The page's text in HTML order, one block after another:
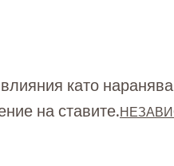
като
на ставите.